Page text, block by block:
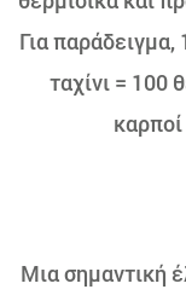
Για
ταχίνι = 100
Μια σημαντική